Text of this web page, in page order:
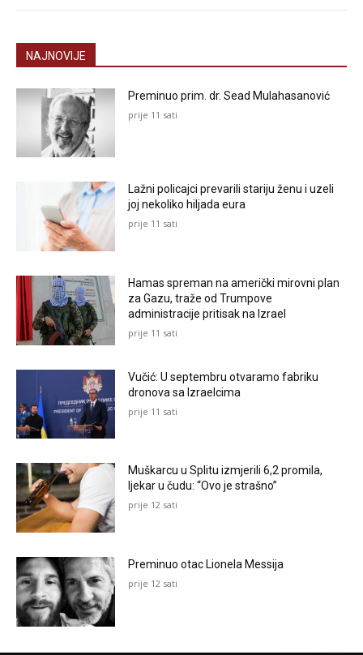
NAJNOVIJE
Preminuo prim. dr. Sead Mulahasanović
prije 11 sati
Lažni policajci prevarili stariju ženu i uzeli
joj nekoliko hiljada eura
prije 11 sati
Hamas spreman na američki mirovni plan
za Gazu, traže od Trumpove
administracije pritisak na Izrael
prije 11 sati
Vučić: U septembru otvaramo fabriku
dronova sa Izraelcima
prije 11 sati
Muškarcu u Splitu izmjerili 6,2 promila,
ljekar u čudu: “Ovo je strašno”
prije 12 sati
Preminuo otac Lionela Messija
prije 12 sati